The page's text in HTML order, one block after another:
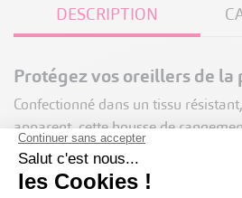
DESCRIPTION
Protégez vos oreillers de la
Confectionné dans un tissu
apparent, cette housse de
préserver vos oreillers de la
Contrairement aux housses en